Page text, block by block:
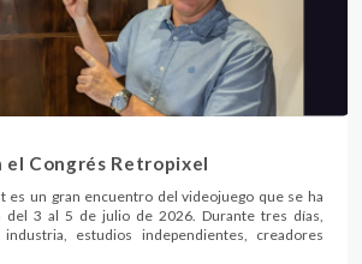
Congrés Retropixel
es un gran encuentro del videojuego que se ha
del 3 al 5 de julio de 2026. Durante tres días,
estudios independientes, creadores